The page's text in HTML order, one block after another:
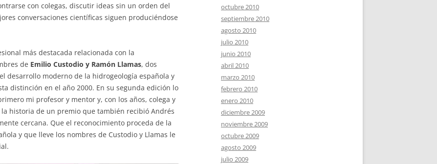
con colegas, discutir ideas sin un orden del
conversaciones científicas siguen produciéndose
más destacada relacionada con la
de Emilio Custodio y Ramón Llamas, dos
desarrollo moderno de la hidrogeología española y
distinción en el año 2000. En su segunda edición lo
mi profesor y mentor y, con los años, colega y
historia de un premio que también recibió Andrés
cercana. Que el reconocimiento proceda de la
y que lleve los nombres de Custodio y Llamas le
octubre 2010
septiembre 2010
agosto 2010
julio 2010
junio 2010
abril 2010
marzo 2010
febrero 2010
enero 2010
diciembre 2009
noviembre 2009
octubre 2009
agosto 2009
julio 2009